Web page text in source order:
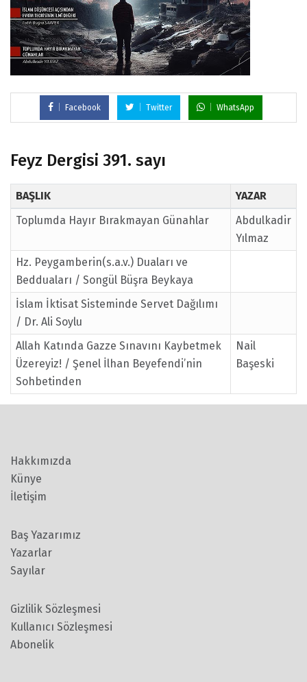
Facebook Twitter WhatsApp
Feyz Dergisi 391. sayı
BAŞLIK
YAZAR
Toplumda Hayır Bırakmayan Günahlar
Abdulkadir
Yılmaz
Hz. Peygamberin(s.a.v.) Duaları ve
Bedduaları / Songül Büşra Beykaya
İslam İktisat Sisteminde Servet Dağılımı
/ Dr. Ali Soylu
Allah Katında Gazze Sınavını Kaybetmek
Üzereyiz! / Şenel İlhan Beyefendi’nin
Sohbetinden
Nail
Başeski
Hakkımızda
Künye
İletişim
Baş Yazarımız
Yazarlar
Sayılar
Gizlilik Sözleşmesi
Kullanıcı Sözleşmesi
Abonelik